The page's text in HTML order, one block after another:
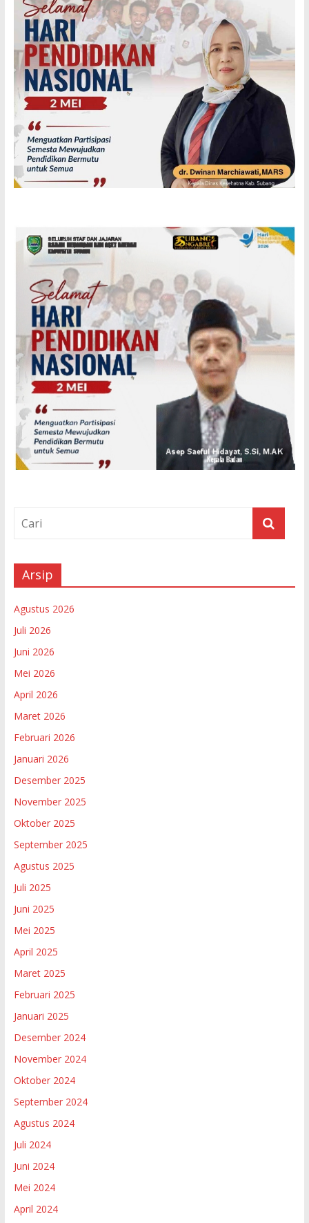
Arsip
Agustus 2026
Juli 2026
Juni 2026
Mei 2026
April 2026
Maret 2026
Februari 2026
Januari 2026
Desember 2025
November 2025
Oktober 2025
September 2025
Agustus 2025
Juli 2025
Juni 2025
Mei 2025
April 2025
Maret 2025
Februari 2025
Januari 2025
Desember 2024
November 2024
Oktober 2024
September 2024
Agustus 2024
Juli 2024
Juni 2024
Mei 2024
April 2024